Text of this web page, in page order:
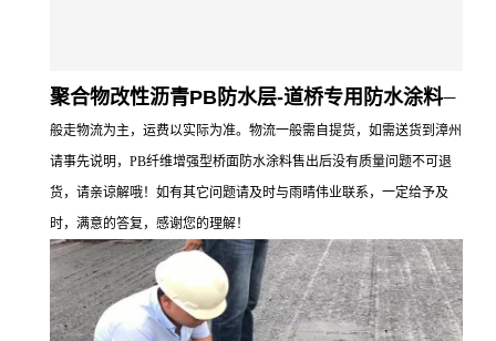
聚合物改性沥青PB防水层-道桥专用防水涂料一
般走物流为主，运费以实际为准。物流一般需自提货，如需送货到漳州
请事先说明，PB纤维增强型桥面防水涂料售出后没有质量问题不可退
货，请亲谅解哦！如有其它问题请及时与雨晴伟业联系，一定给予及
时，满意的答复，感谢您的理解！